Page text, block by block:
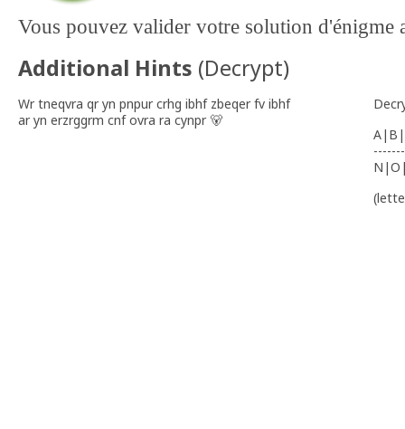
Vous pouvez valider votre solution d'énigme
Additional Hints (Decrypt)
Wr tneqvra qr yn pnpur crhg ibhf zbeqer fv ibhf
ar yn erzrggrm cnf ovra ra cynpr 🐻